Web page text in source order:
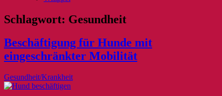
Schlagwort: Gesundheit
Beschäftigung für Hunde mit
eingeschränkter Mobilität
Gesundheit/Krankheit